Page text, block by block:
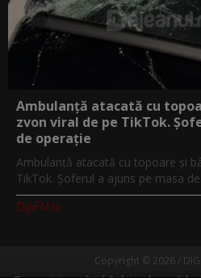
Ambulanță atacată cu
zvon viral de pe TikTok.
de operație
Ambulanță atacată cu topoare și
TikTok. Șoferul a ajuns pe masa
DigiFM.ro
Copyright © 2026 /